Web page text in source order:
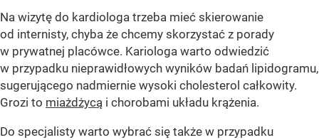
Na wizytę do kardiologa trzeba mieć skierowanie
od internisty, chyba że chcemy skorzystać z porady
w prywatnej placówce. Kariologa warto odwiedzić
w przypadku nieprawidłowych wyników badań lipidogramu,
sugerującego nadmiernie wysoki cholesterol całkowity.
Grozi to miażdżycą i chorobami układu krążenia.
Do specjalisty warto wybrać się także w przypadku